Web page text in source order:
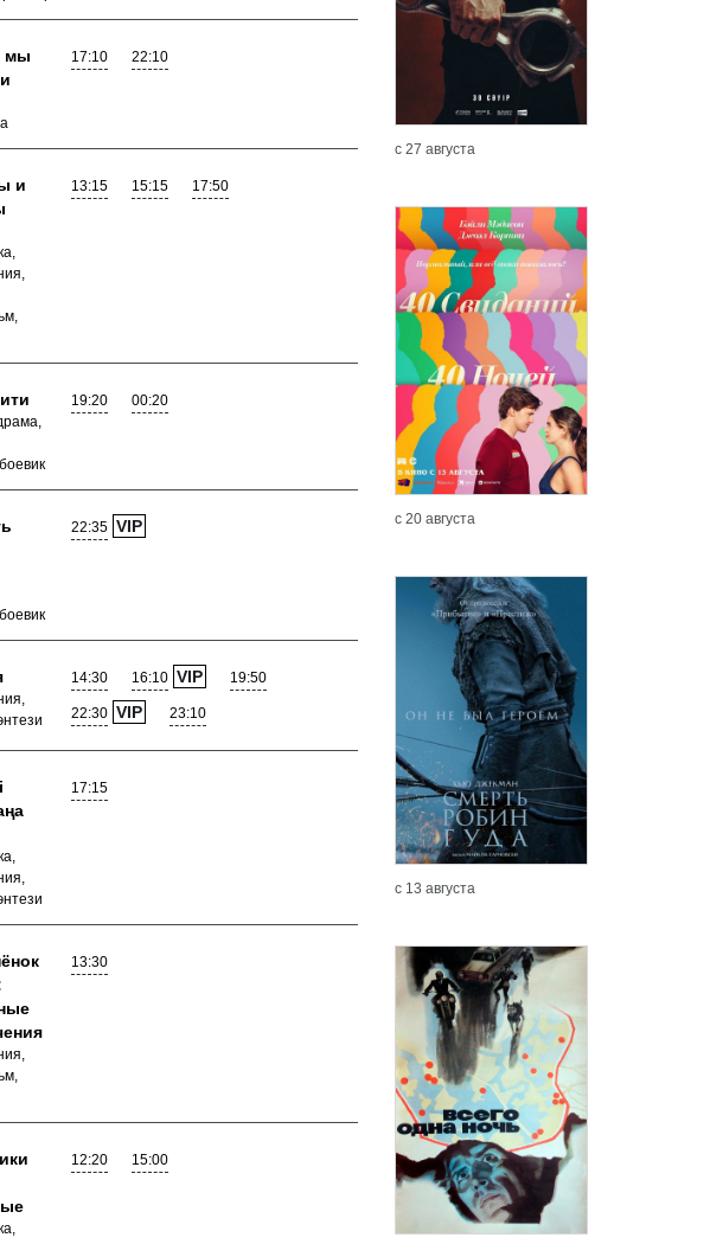
Подробнее
мы
17:10 22:10
и
13:15 15:15 17:50
19:20 00:20
22:35 VIP
14:30 16:10 VIP 19:50
22:30 VIP 23:10
17:15
13:30
12:20 15:00
с 27 августа
с 20 августа
с 13 августа